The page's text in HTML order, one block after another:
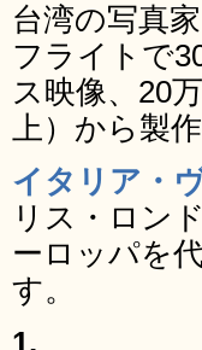
台湾の写真
フライトで
ス映像、20
上）から製
イタリア・
リス・ロン
ーロッパを
す。
1.